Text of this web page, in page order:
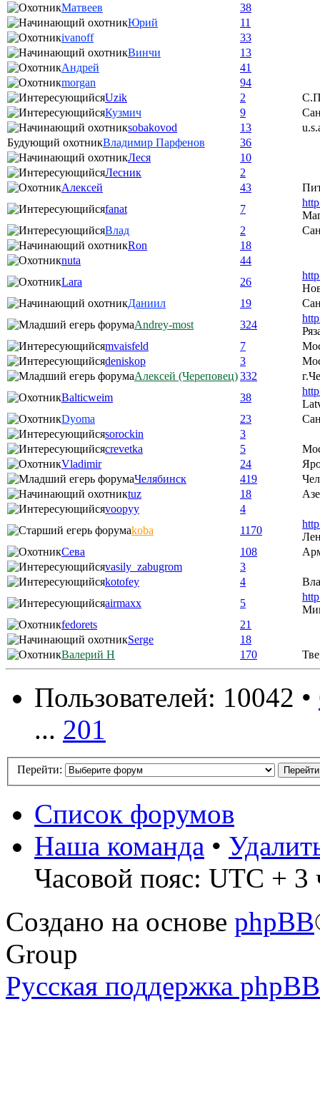
Матвеев
38
Юрий
11
ivanoff
33
Винчи
13
Андрей
41
morgan
94
Uzik
2
Кузмич
9
sobakovod
13
Будующий охотникВладимир Парфенов
36
Леся
10
Лесник
2
Алексей
43
fanat
7
Влад
2
Ron
18
nuta
44
Lara
26
Даниил
19
Andrey-most
324
mvaisfeld
7
deniskop
3
Алексей (Череповец)332
Balticweim
38
Dyoma
23
sorockin
3
crevetka
5
Vladimir
24
Челябинск
419
tuz
18
voopyy
4
koba
1170
Сева
108
vasily_zabugrom
3
kotofey
4
airmaxx
5
fedorets
21
Serge
18
Валерий Н
170
Пользователей: 10042 •
... 201
Перейти:
Список форумов
Наша команда •
Часовой пояс: UTC + 3
Создано на основе phpBB
Group
Русская поддержка phpBB